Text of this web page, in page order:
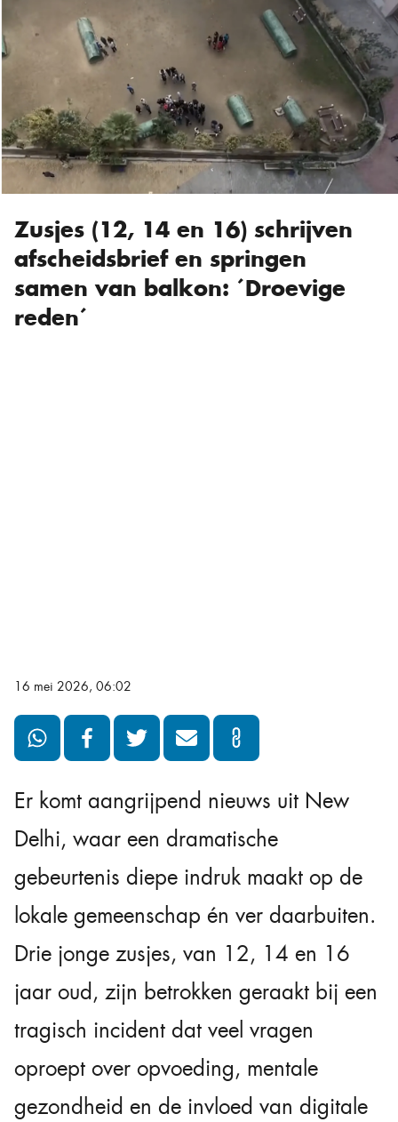
Zusjes (12, 14 en 16) schrijven
afscheidsbrief en springen
samen van balkon: ´Droevige
reden´
16 mei 2026, 06:02
Er komt aangrijpend nieuws uit New
Delhi, waar een dramatische
gebeurtenis diepe indruk maakt op de
lokale gemeenschap én ver daarbuiten.
Drie jonge zusjes, van 12, 14 en 16
jaar oud, zijn betrokken geraakt bij een
tragisch incident dat veel vragen
oproept over opvoeding, mentale
gezondheid en de invloed van digitale